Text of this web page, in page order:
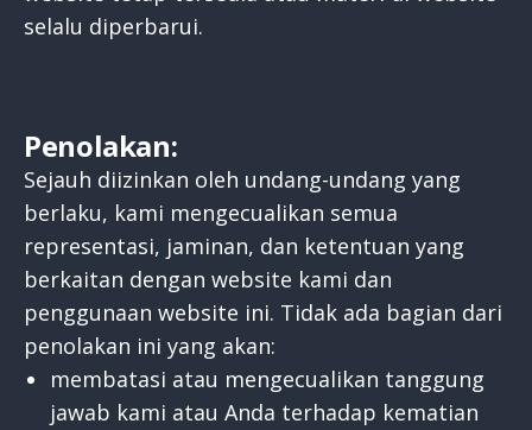
selalu diperbarui.
Penolakan:
Sejauh diizinkan oleh undang-undang yang
berlaku, kami mengecualikan semua
representasi, jaminan, dan ketentuan yang
berkaitan dengan website kami dan
penggunaan website ini. Tidak ada bagian dari
penolakan ini yang akan:
membatasi atau mengecualikan tanggung
jawab kami atau Anda terhadap kematian